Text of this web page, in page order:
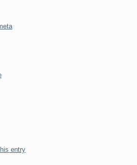
entry